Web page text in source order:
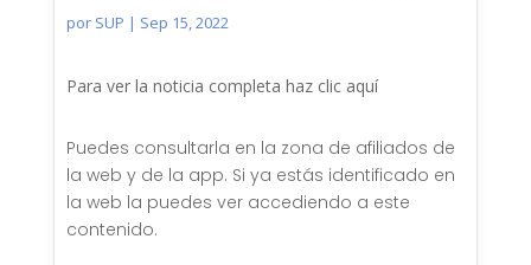
por SUP | Sep 15, 2022
Para ver la noticia completa haz clic aquí
Puedes consultarla en la zona de afiliados de
la web y de la app. Si ya estás identificado en
la web la puedes ver accediendo a este
contenido.